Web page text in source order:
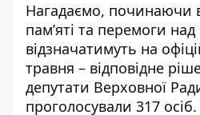
Нагадаємо, починаючи
пам’яті та перемоги
відзначатимуть на
травня – відповідне
депутати Верховної
проголосували 317